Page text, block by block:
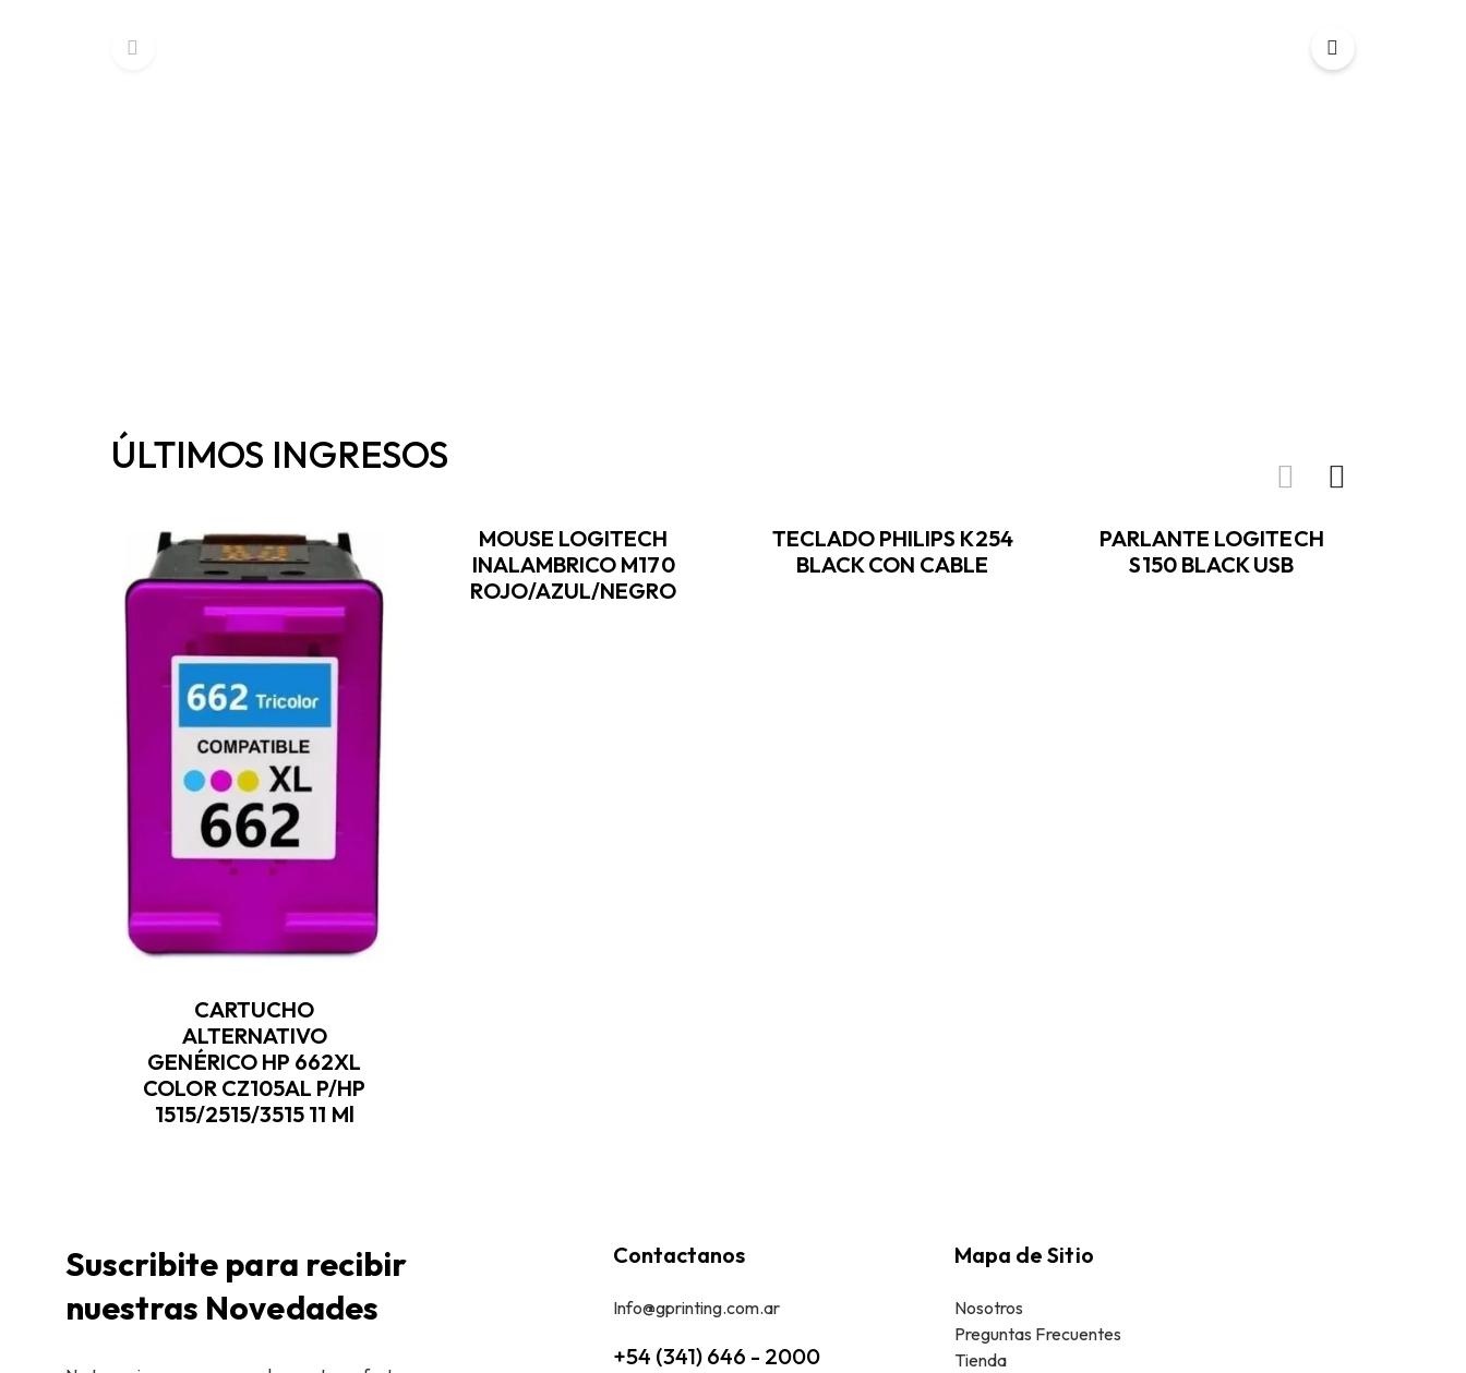
ÚLTIMOS INGRESOS
CARTUCHO
ALTERNATIVO
GENÉRICO HP 662XL
COLOR CZ105AL P/HP
1515/2515/3515 11 Ml
MOUSE LOGITECH
INALAMBRICO M170
ROJO/AZUL/NEGRO
TECLADO PHILIPS K254
BLACK CON CABLE
PARLANTE LOGITECH
S150 BLACK USB
Suscribite para recibir
nuestras Novedades
Contactanos
Info@gprinting.com.ar
+54 (341) 646 - 2000
Mapa de Sitio
Nosotros
Preguntas Frecuentes
Tienda